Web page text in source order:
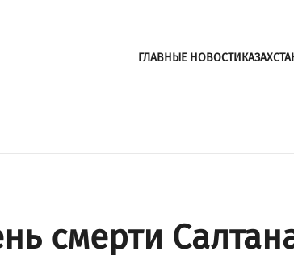
ГЛАВНЫЕ НОВОСТИ
смерти